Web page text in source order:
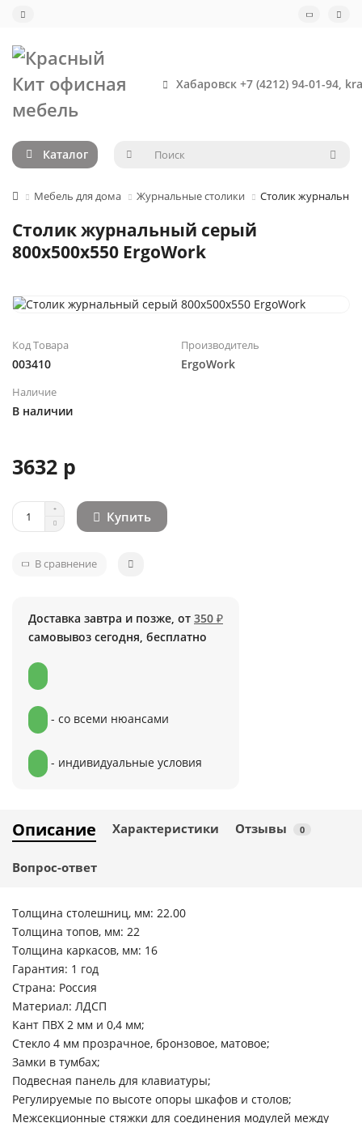
Хабаровск +7 (4212) 94-01-94,
Каталог
Мебель для дома Журнальные столики Столик
Столик журнальный серый
800х500х550 ErgoWork
Код Товара
003410
Производитель
ErgoWork
Наличие
В наличии
3632 р
Купить
В сравнение
Доставка завтра и позже, от 350 ₽
самовывоз сегодня, бесплатно
- со всеми нюансами
- индивидуальные условия
Описание Характеристики Отзывы 0
Вопрос-ответ
Толщина столешниц, мм: 22.00
Толщина топов, мм: 22
Толщина каркасов, мм: 16
Гарантия: 1 год
Страна: Россия
Материал: ЛДСП
Кант ПВХ 2 мм и 0,4 мм;
Стекло 4 мм прозрачное, бронзовое, матовое;
Замки в тумбах;
Подвесная панель для клавиатуры;
Регулируемые по высоте опоры шкафов и столов;
Межсекционные стяжки для соединения модулей между